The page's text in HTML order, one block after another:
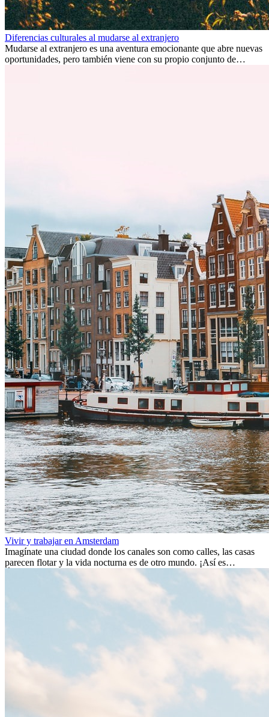
Diferencias culturales al mudarse al extranjero
Mudarse al extranjero es una aventura emocionante que abre nuevas
oportunidades, pero también viene con su propio conjunto de
Vivir y trabajar en Amsterdam
Imagínate una ciudad donde los canales son como calles, las casas
parecen flotar y la vida nocturna es de otro mundo. ¡Así es
Ámsterdam! Esta ciudad holandesa, ubicada en el oeste de Europa,
es un verdadero crisol de culturas. Con más de 800.000 habitantes,
entre ellos un montón de extranjeros, aquí encontrarás de todo:
desde tradiciones milenarias hasta las últimas tendencias.